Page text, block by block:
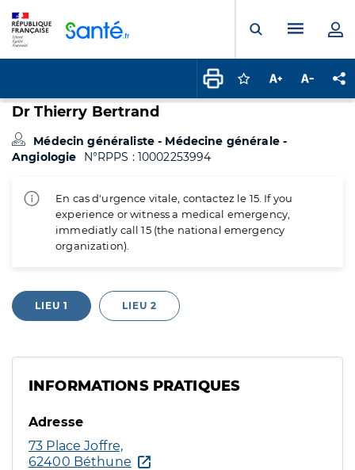
Ouvrir laMenu
Connectez-vous
Augmenter la
Dr Thierry Bertrand
Médecin généraliste - Médecine générale -
Angiologie
N°RPPS : 10002253994
En cas d'urgence vitale, contactez le 15. If you
experience or witness a medical emergency,
immediatly call 15 (the national emergency
organization).
LIEU 1 LIEU 2
INFORMATIONS PRATIQUES
Adresse
73 Place Joffre,
62400 Béthune